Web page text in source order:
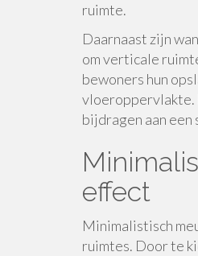
ruimte.
Daarnaast zijn
om verticale
bewoners hun
vloeroppervlakte.
bijdragen aan
effect
Minimalistisch
ruimtes. Door te